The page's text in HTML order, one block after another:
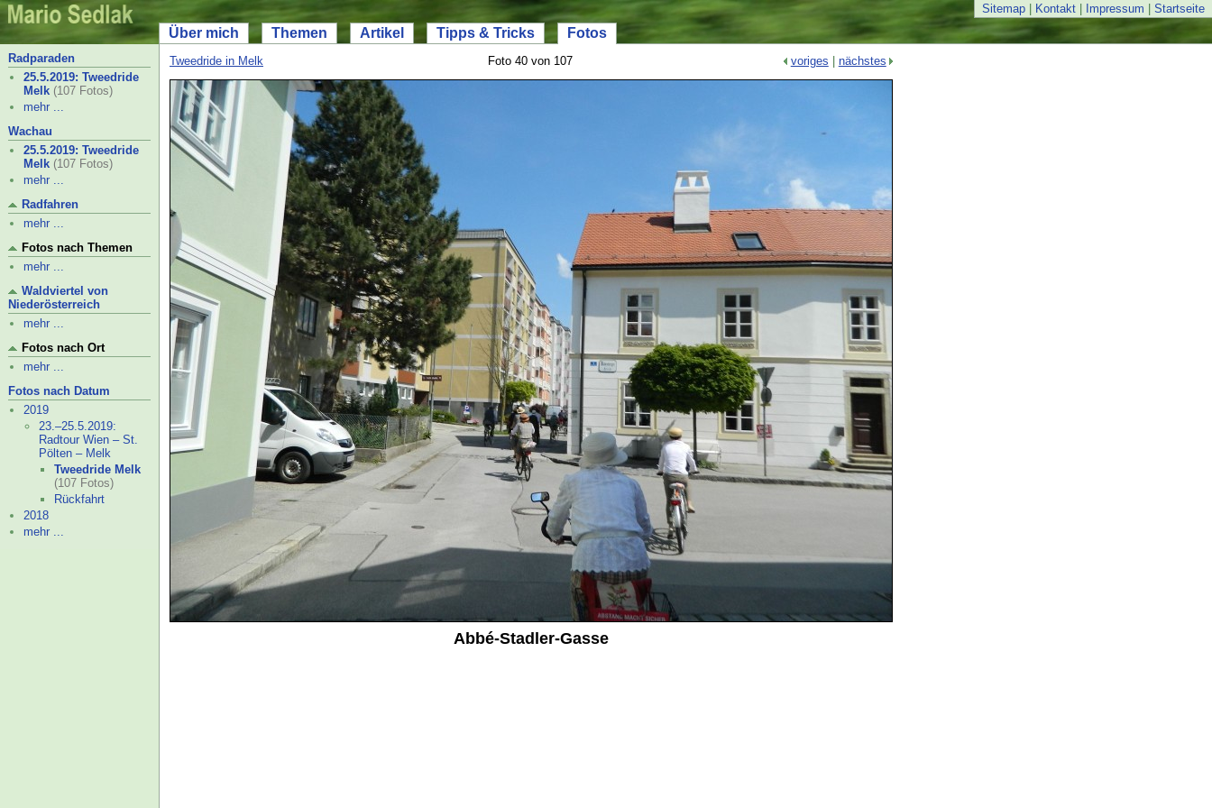
Sitemap Kontakt Impressum Startseite
Über mich Themen Artikel Tipps & Tricks Fotos
Radparaden
25.5.2019: Tweedride
Melk (107 Fotos)
mehr ...
Wachau
25.5.2019: Tweedride
Melk (107 Fotos)
mehr ...
Radfahren
mehr ...
Fotos nach Themen
mehr ...
Waldviertel von
Niederösterreich
mehr ...
Fotos nach Ort
mehr ...
Fotos nach Datum
2019
23.–25.5.2019:
Radtour Wien – St.
Pölten – Melk
Tweedride Melk
(107 Fotos)
Rückfahrt
2018
mehr ...
Tweedride in Melk Foto 40 von 107 voriges nächstes
Abbé-Stadler-Gasse